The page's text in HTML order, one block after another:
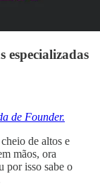
especializadas
de Founder.
de altos e
mãos, ora
por isso sabe o